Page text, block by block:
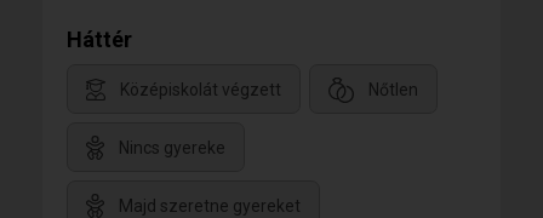
Háttér
Középiskolát végzett Nőtlen
Nincs gyereke
Majd szeretne gyereket